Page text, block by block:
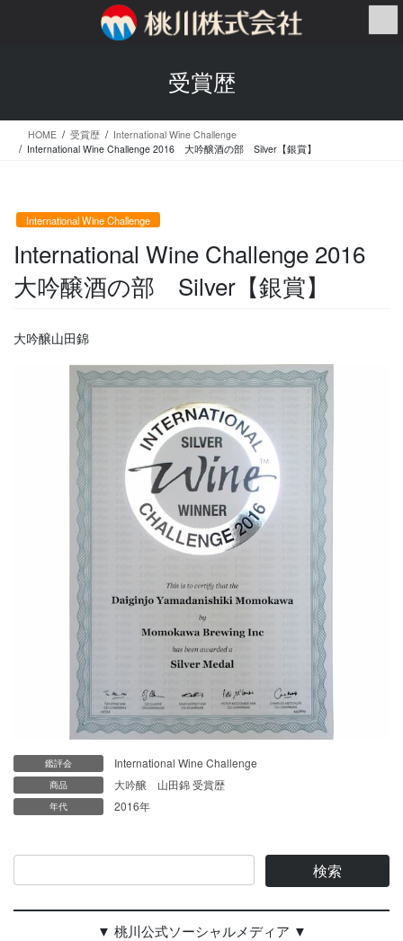
ス
ン
受賞歴
HOME 受賞歴
International Wine Challenge
International Wine Challenge 2016 大吟醸酒の部 Silver【銀賞】
International Wine Challenge
International Wine Challenge 2016
大吟醸酒の部 Silver【銀賞】
大吟醸山田錦
鑑評会 International Wine Challenge
商品 大吟醸 山田錦 受賞歴
年代 2016年
▼ 桃川公式ソーシャルメディア ▼